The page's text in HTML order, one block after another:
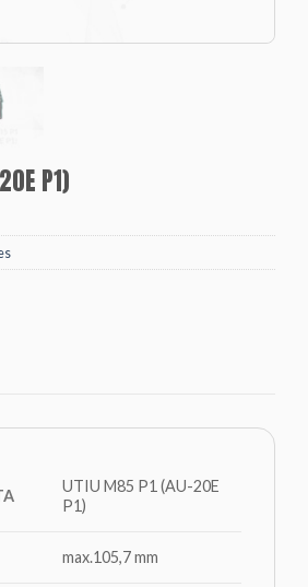
P1)
UTIU M85 P1 (AU-20E
P1)
max.105,7 mm